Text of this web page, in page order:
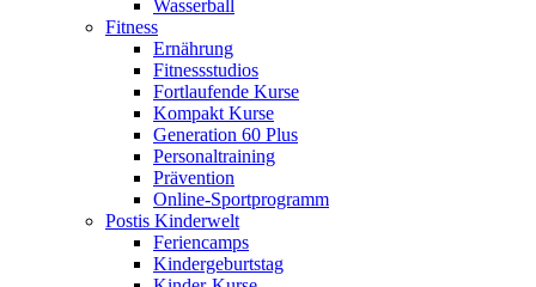
Wasserball
Fitness
Ernährung
Fitnessstudios
Fortlaufende Kurse
Kompakt Kurse
Generation 60 Plus
Personaltraining
Prävention
Online-Sportprogramm
Postis Kinderwelt
Feriencamps
Kindergeburtstag